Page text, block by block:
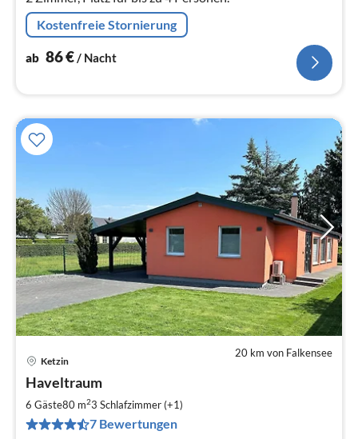
Kostenfreie Stornierung
ab 86€/ Nacht
20 km von Falkensee
Ketzin
Haveltraum
6 Gäste80 m23 Schlafzimmer (+1)
7 Bewertungen